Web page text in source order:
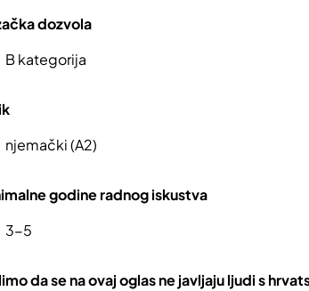
dozvola
B kategorija
njemački (A2)
godine radnog iskustva
3-5
da se na ovaj oglas ne javljaju ljudi s